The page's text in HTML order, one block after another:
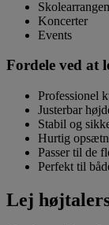
Koncerter
Events
Fordele ved at
Professionel
Justerbar
Stabil og
Hurtig
Passer til de
Perfekt til
Lej